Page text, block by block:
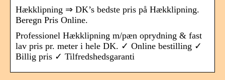
Hækklipning ⇒ DK’s bedste pris på Hækklipning.
Beregn Pris Online.
Professionel Hækklipning m/pæn oprydning & fast
lav pris pr. meter i hele DK. ✓ Online bestilling ✓
Billig pris ✓ Tilfredshedsgaranti